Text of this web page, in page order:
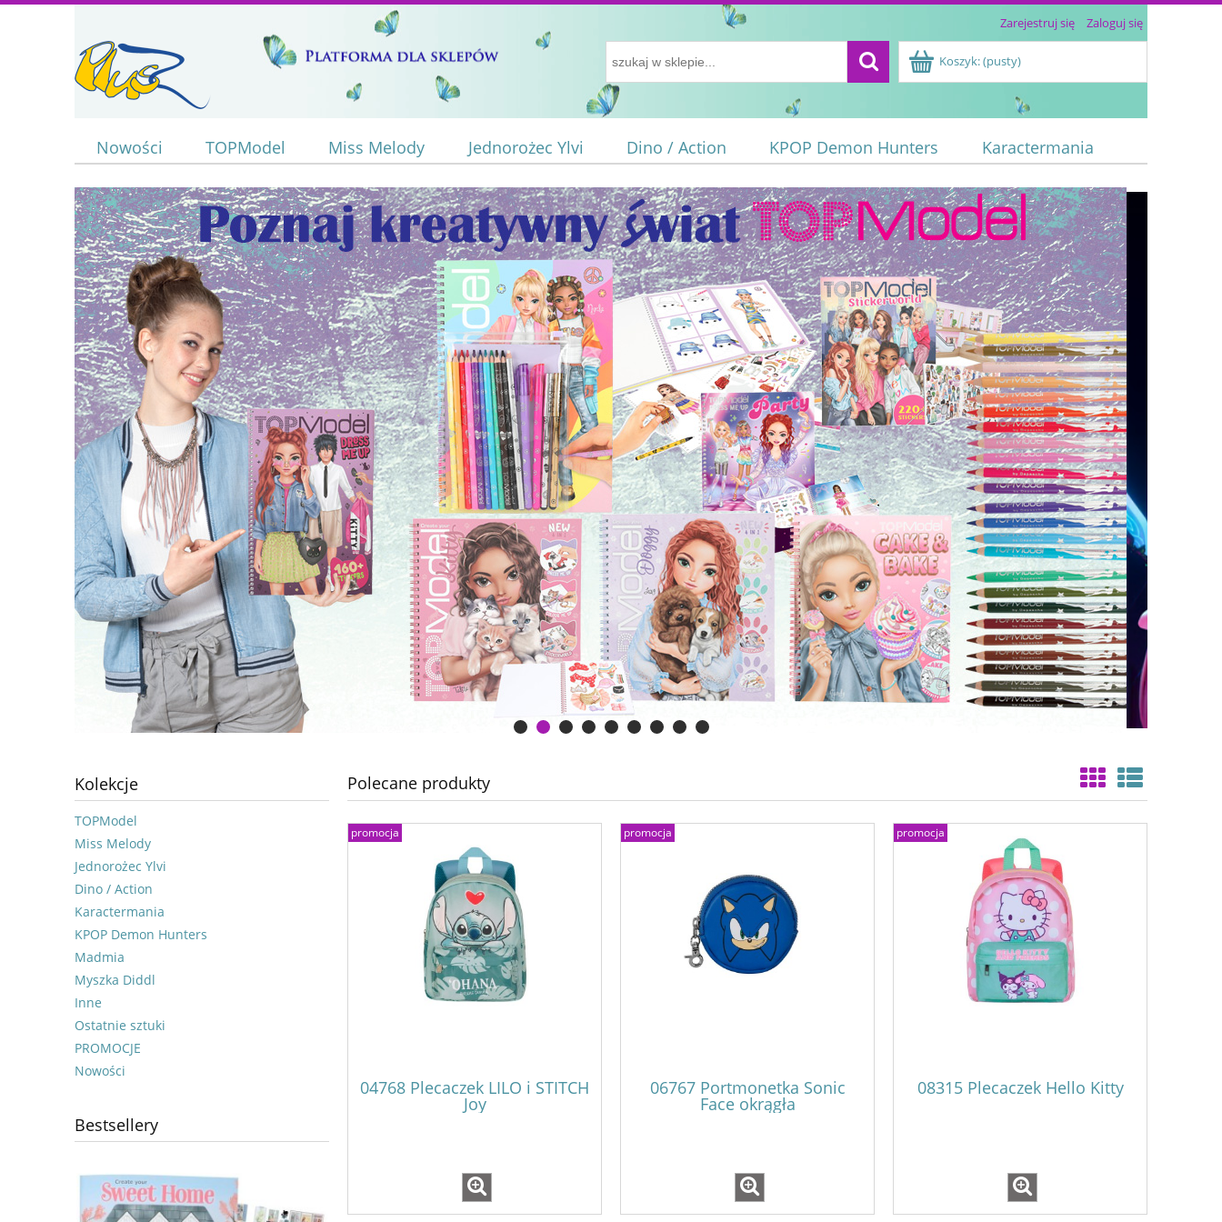
Zarejestruj się Zaloguj się
Koszyk:(pusty)
Nowości TOPModel Miss Melody Jednorożec Ylvi Dino / Action KPOP Demon Hunters Karactermania
Kolekcje
TOPModel
Miss Melody
Jednorożec Ylvi
Dino / Action
Karactermania
KPOP Demon Hunters
Madmia
Myszka Diddl
Inne
Ostatnie sztuki
PROMOCJE
Nowości
Bestsellery
Polecane produkty
04768 Plecaczek LILO i STITCH
Joy
promocja
06767 Portmonetka Sonic
Face okrągła
promocja
08315 Plecaczek Hello Kitty
promocja